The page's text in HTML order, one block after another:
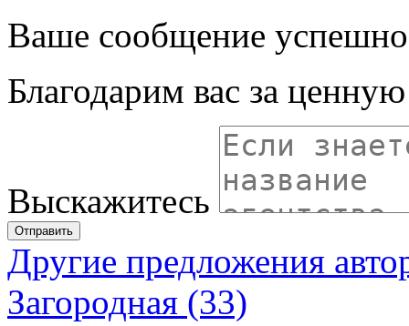
Ваше сообщение успешно
Благодарим вас за
Выскажитесь
Отправить
Другие предложения
Загородная (33)